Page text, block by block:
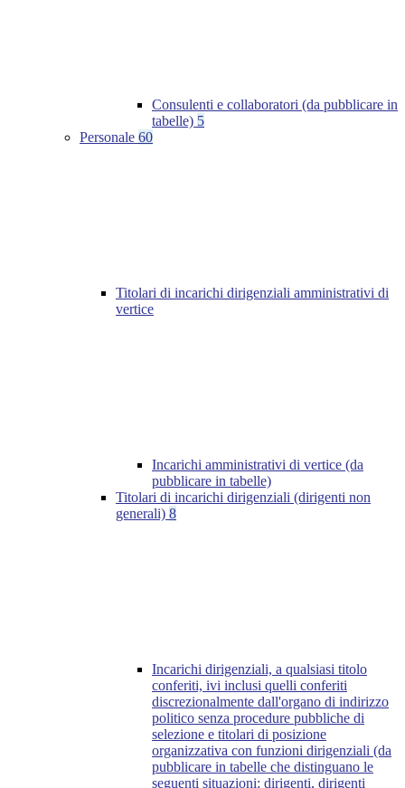
Consulenti e collaboratori (da pubblicare in
tabelle) 5
Personale 60
Titolari di incarichi dirigenziali amministrativi di
vertice
Incarichi amministrativi di vertice (da
pubblicare in tabelle)
Titolari di incarichi dirigenziali (dirigenti non
generali) 8
Incarichi dirigenziali, a qualsiasi titolo
conferiti, ivi inclusi quelli conferiti
discrezionalmente dall'organo di indirizzo
politico senza procedure pubbliche di
selezione e titolari di posizione
organizzativa con funzioni dirigenziali (da
pubblicare in tabelle che distinguano le
seguenti situazioni: dirigenti, dirigenti